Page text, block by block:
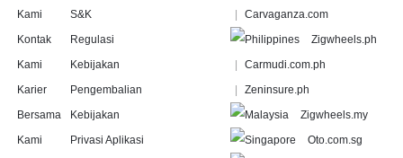
Kami
Kontak
Kami
Karier
Bersama
Kami
S&K
Regulasi
Kebijakan
Pengembalian
Kebijakan
Privasi Aplikasi
Carvaganza.com
Zigwheels.ph
Carmudi.com.ph
Zeninsure.ph
Zigwheels.my
Oto.com.sg